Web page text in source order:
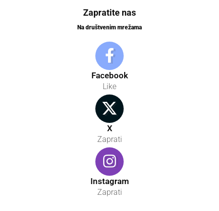
Zapratite nas
Na društvenim mrežama
Facebook
Like
X
Zaprati
Instagram
Zaprati